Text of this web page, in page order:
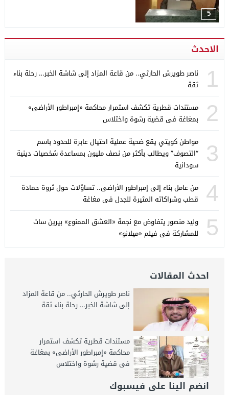
5
الاحدث
1
ناصر طويرش الحارثي.. من قاعة المزاد إلى شاشة الخبر… رحلة بناء
ثقة
2
مستندات قطرية تكشف استمرار محاكمة «إمبراطور الأراضى»
بمغاغة فى قضية رشوة واختلاس
3
مواطن كويتي يقع ضحية عملية احتيال عابرة للحدود باسم
“التصوف” ويطالب بأكثر من نصف مليون بمساعدة شخصيات دينية
سودانية
4
من عامل بناء إلى إمبراطور الأراضى.. تساؤلات حول ثروة حمادة
قطب وشراكاته المثيرة للجدل فى مغاغة
5
وليد منصور يتفاوض مع نجمة «العشق الممنوع» بيرين سات
للمشاركة فى فيلم «ميلانو»
احدث المقالات
ناصر طويرش الحارثي.. من قاعة المزاد
إلى شاشة الخبر… رحلة بناء ثقة
مستندات قطرية تكشف استمرار
محاكمة «إمبراطور الأراضى» بمغاغة
فى قضية رشوة واختلاس
انضم الينا على فيسبوك